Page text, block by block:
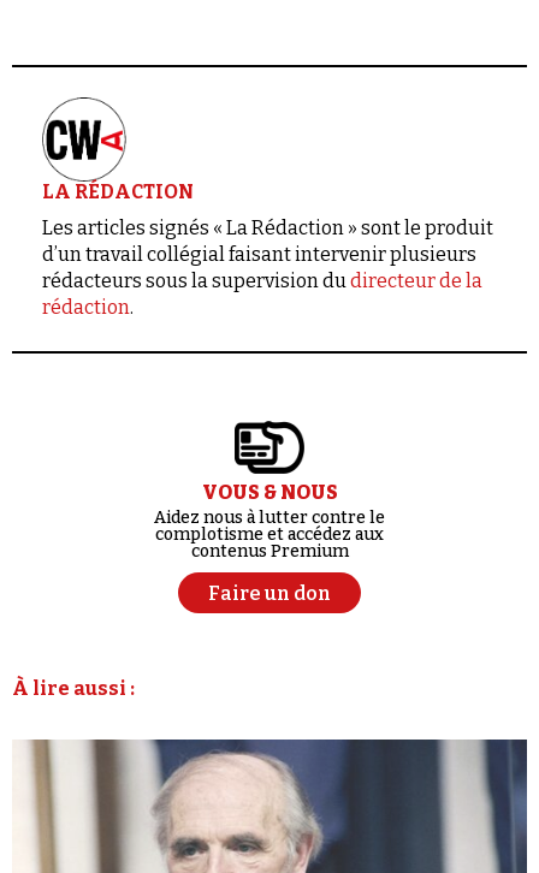
LA RÉDACTION
Les articles signés « La Rédaction » sont le produit
d’un travail collégial faisant intervenir plusieurs
rédacteurs sous la supervision dudirecteur de la
rédaction.
VOUS & NOUS
Aidez nous à lutter contre le
complotisme et accédez aux
contenus Premium
Faire un don
À lire aussi :